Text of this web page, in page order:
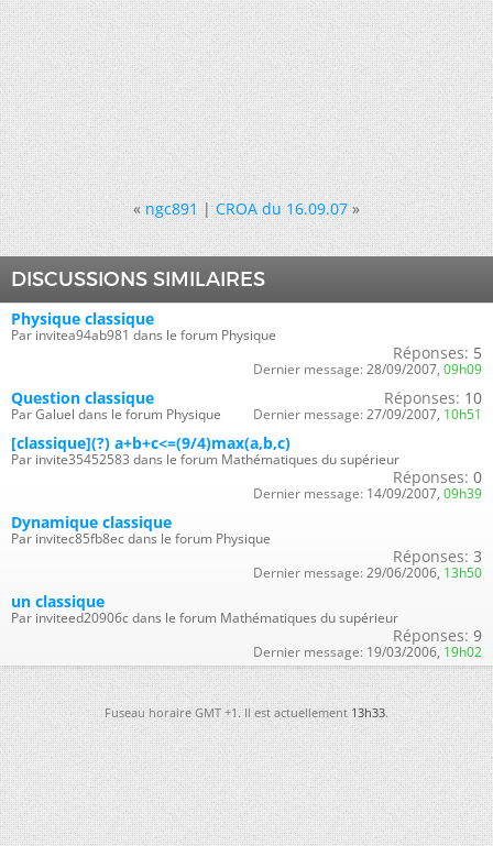
« ngc891 |CROA du 16.09.07 »
DISCUSSIONS SIMILAIRES
Physique classique
Par invitea94ab981 dans le forum Physique
Réponses: 5
Dernier message: 28/09/2007, 09h09
Question classique
Par Galuel dans le forum Physique
Réponses: 10
Dernier message: 27/09/2007, 10h51
[classique](?) a+b+c<=(9/4)max(a,b,c)
Par invite35452583 dans le forum Mathématiques du supérieur
Réponses: 0
Dernier message: 14/09/2007, 09h39
Dynamique classique
Par invitec85fb8ec dans le forum Physique
Réponses: 3
Dernier message: 29/06/2006, 13h50
un classique
Par inviteed20906c dans le forum Mathématiques du supérieur
Réponses: 9
Dernier message: 19/03/2006, 19h02
Fuseau horaire GMT +1. Il est actuellement13h33.